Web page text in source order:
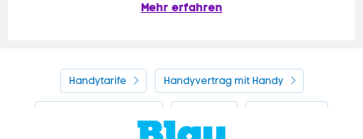
Mehr erfahren
Handytarife Handyvertrag mit Handy